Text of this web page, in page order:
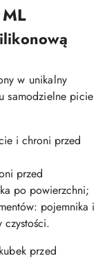
w unikalny
samodzielne picie
i chroni przed
przed
po powierzchni;
pojemnika i
czystości.
przed